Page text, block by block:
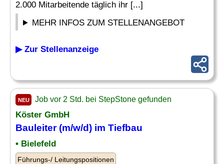
2.000 Mitarbeitende täglich ihr [...]
MEHR INFOS ZUM STELLENANGEBOT
▶ Zur Stellenanzeige
NEU Job vor 2 Std. bei StepStone gefunden
Köster GmbH
Bauleiter(m/w/d) im Tiefbau
• Bielefeld
Führungs-/ Leitungspositionen